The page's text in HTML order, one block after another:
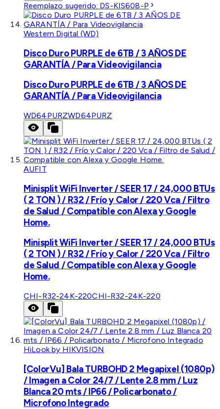
Reemplazo sugerido: DS-KIS608-P
Western Digital (WD)
Disco Duro PURPLE de 6TB / 3 AÑOS DE
GARANTÍA / Para Videovigilancia
Disco Duro PURPLE de 6TB / 3 AÑOS DE
GARANTÍA / Para Videovigilancia
WD64PURZWD64PURZ
AUFIT
Minisplit WiFi Inverter / SEER 17 / 24,000 BTUs
( 2 TON ) / R32 / Frío y Calor / 220 Vca / Filtro
de Salud / Compatible con Alexa y Google
Home.
Minisplit WiFi Inverter / SEER 17 / 24,000 BTUs
( 2 TON ) / R32 / Frío y Calor / 220 Vca / Filtro
de Salud / Compatible con Alexa y Google
Home.
CHI-R32-24K-220CHI-R32-24K-220
HiLook by HIKVISION
[ColorVu] Bala TURBOHD 2 Megapixel (1080p)
/ Imagen a Color 24/7 / Lente 2.8 mm / Luz
Blanca 20 mts / IP66 / Policarbonato /
Microfono Integrado